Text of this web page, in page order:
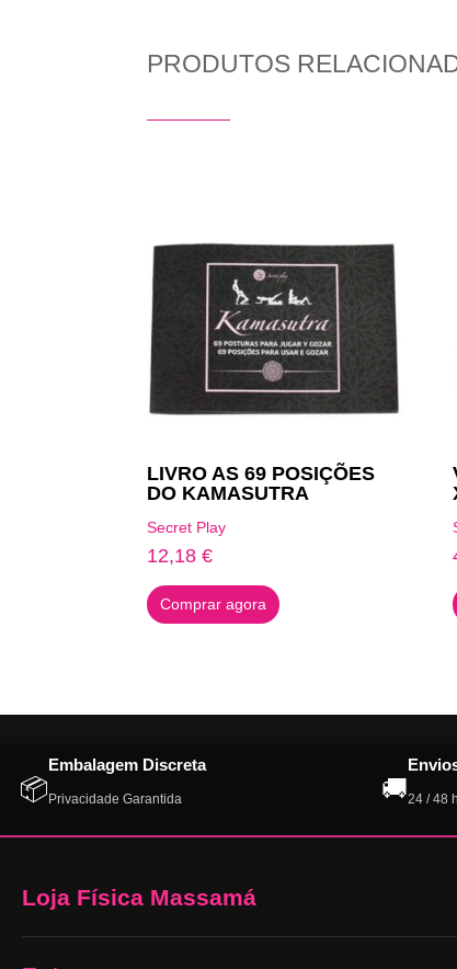
PRODUTOS
LIVRO AS 69 POSIÇÕES
DO KAMASUTRA
Secret Play
12,18€
Comprar agora
📦
Embalagem Discreta
Privacidade Garantida 🚚24 / 48
Loja Física Massamá